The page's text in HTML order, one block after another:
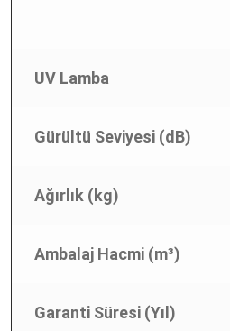
UV Lamba
Gürültü Seviyesi (dB)
Ağırlık (kg)
Ambalaj Hacmi (m³)
Garanti Süresi (Yıl)